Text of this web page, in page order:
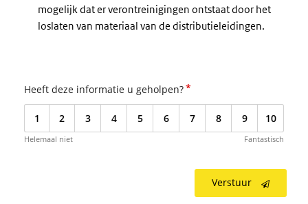
mogelijk dat er verontreinigingen ontstaat door het
loslaten van materiaal van de distributieleidingen.
Heeft deze informatie u geholpen?*
1 2 3 4 5 6 7 8 9 10
Helemaal niet Fantastisch
Verstuur